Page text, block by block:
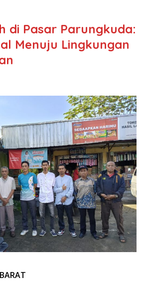
di Pasar Parungkuda:
Menuju Lingkungan